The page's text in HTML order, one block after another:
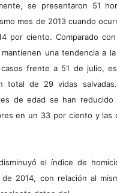
se presentaron 51
mes de 2013 cuando
por ciento. Comparado
una tendencia a
frente a 51 de julio,
total de 29 vidas
de edad se han
en un 33 por ciento y las
el índice de
2014, con relación al